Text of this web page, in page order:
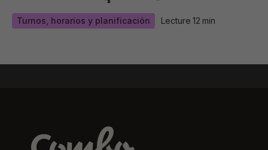
Turnos, horarios y planificación Lecture 12 min